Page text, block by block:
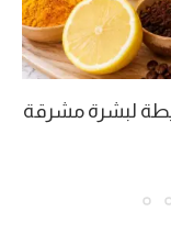
لبشرة مشرقة